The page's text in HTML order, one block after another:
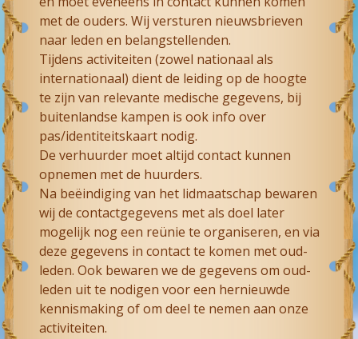
met de ouders. Wij versturen nieuwsbrieven
naar leden en belangstellenden.
Tijdens activiteiten (zowel nationaal als
internationaal) dient de leiding op de hoogte
te zijn van relevante medische gegevens, bij
buitenlandse kampen is ook info over
pas/identiteitskaart nodig.
De verhuurder moet altijd contact kunnen
opnemen met de huurders.
Na beëindiging van het lidmaatschap bewaren
wij de contactgegevens met als doel later
mogelijk nog een reünie te organiseren, en via
deze gegevens in contact te komen met oud-
leden. Ook bewaren we de gegevens om oud-
leden uit te nodigen voor een hernieuwde
kennismaking of om deel te nemen aan onze
activiteiten.